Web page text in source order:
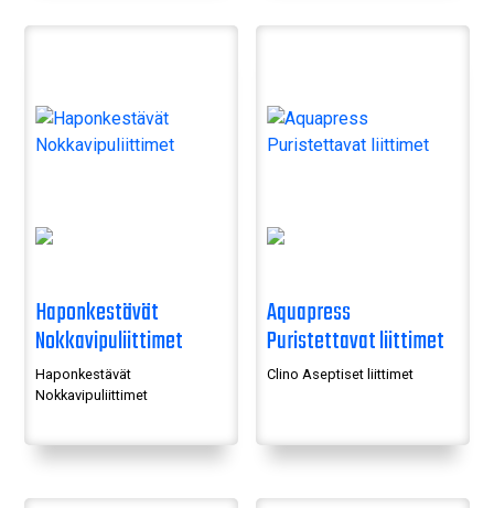
Haponkestävät
Nokkavipuliittimet
Haponkestävät
Nokkavipuliittimet
Aquapress
Puristettavat liittimet
Clino Aseptiset liittimet